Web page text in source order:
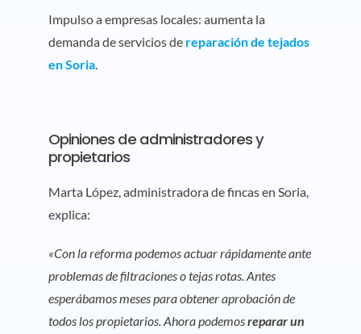
Impulso a empresas locales: aumenta la
demanda de servicios de reparación de tejados
en Soria.
Opiniones de administradores y
propietarios
Marta López, administradora de fincas en Soria,
explica:
«Con la reforma podemos actuar rápidamente ante
problemas de filtraciones o tejas rotas. Antes
esperábamos meses para obtener aprobación de
todos los propietarios. Ahora podemosreparar un